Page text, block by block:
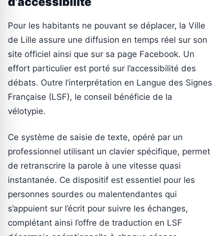
Pour les habitants ne pouvant se déplacer, la Ville
de Lille assure une diffusion en temps réel sur son
site officiel ainsi que sur sa page Facebook. Un
effort particulier est porté sur l’accessibilité des
débats. Outre l’interprétation en Langue des Signes
Française (LSF), le conseil bénéficie de la
vélotypie.
Ce système de saisie de texte, opéré par un
professionnel utilisant un clavier spécifique, permet
de retranscrire la parole à une vitesse quasi
instantanée. Ce dispositif est essentiel pour les
personnes sourdes ou malentendantes qui
s’appuient sur l’écrit pour suivre les échanges,
complétant ainsi l’offre de traduction en LSF